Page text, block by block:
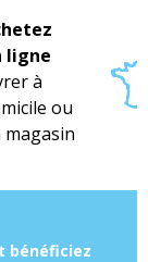
ligne
à
ou
magasin
bénéficiez